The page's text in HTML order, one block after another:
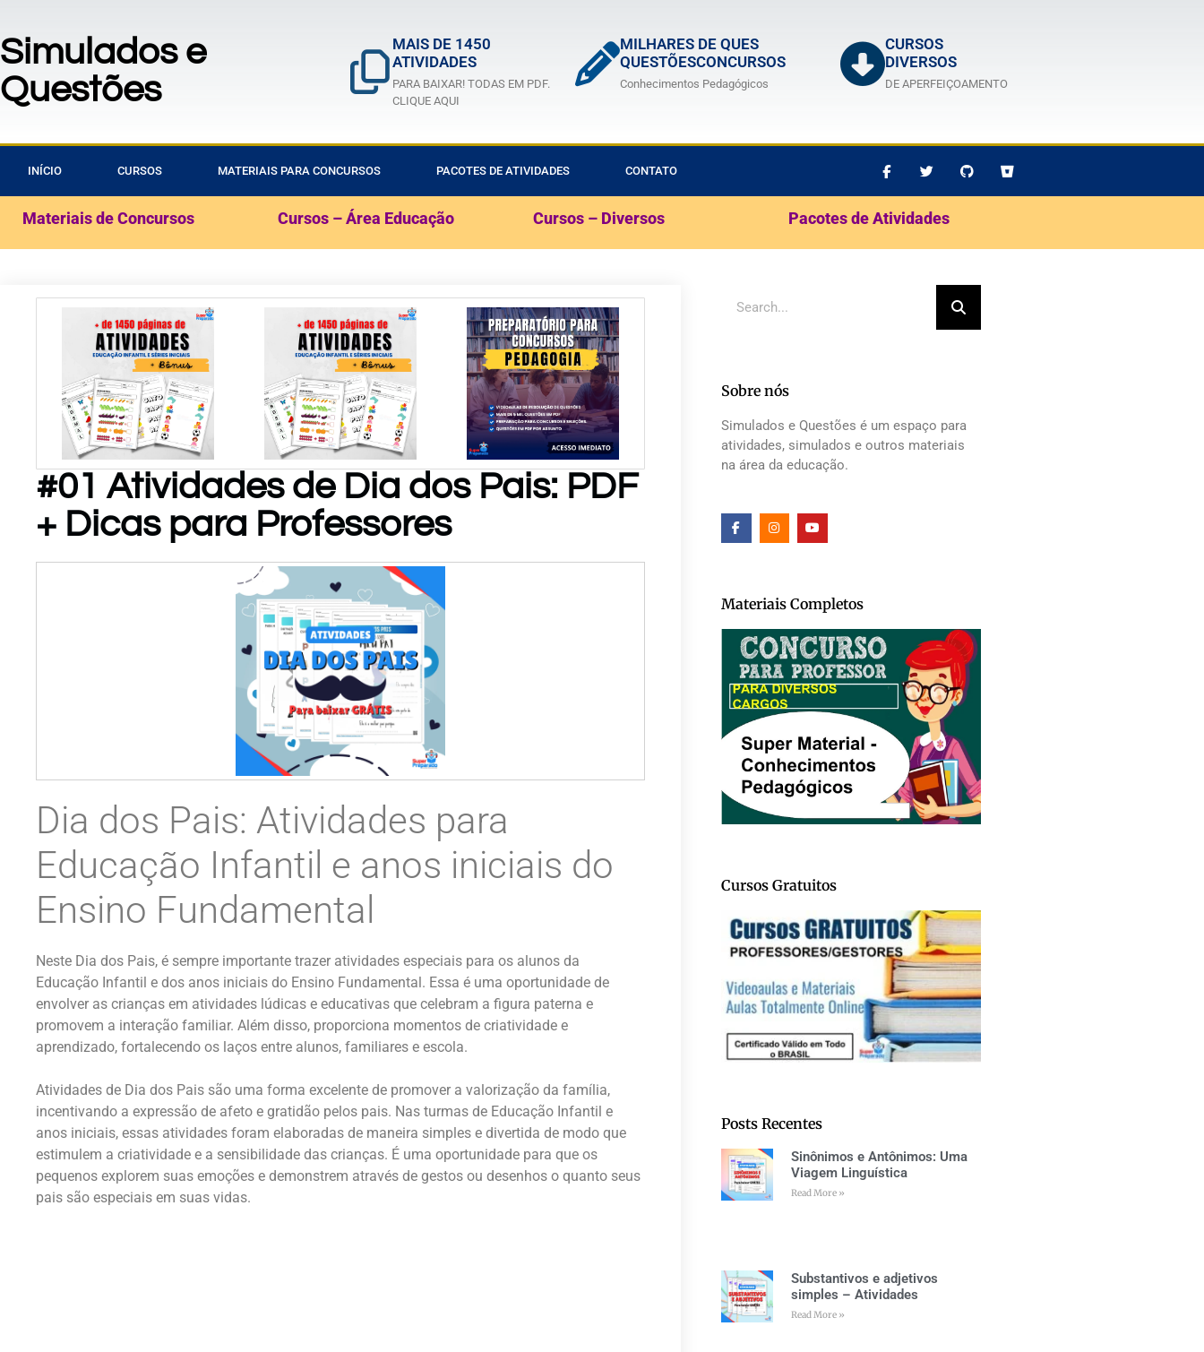
Simulados e
Questões
MAIS DE 1450
ATIVIDADES
PARA BAIXAR! TODAS EM PDF.
CLIQUE AQUI
MILHARES DE QUES
QUESTÕESCONCURSOS
Conhecimentos Pedagógicos
CURSOS
DIVERSOS
DE APERFEIÇOAMENTO
INÍCIO CURSOS MATERIAIS PARA CONCURSOS PACOTES DE ATIVIDADES CONTATO
Materiais de Concursos Cursos – Área Educação Cursos – Diversos Pacotes de Atividades
PARA
BAIXAR!
PARA
BAIXAR!
Atividades
de
Matemática
P/ Educ
Infantil
#01 Atividades de Dia dos Pais: PDF
+ Dicas para Professores
Dia dos Pais: Atividades para
Educação Infantil e anos iniciais do
Ensino Fundamental
Neste Dia dos Pais, é sempre importante trazer atividades especiais para os alunos da
Educação Infantil e dos anos iniciais do Ensino Fundamental. Essa é uma oportunidade de
envolver as crianças em atividades lúdicas e educativas que celebram a figura paterna e
promovem a interação familiar. Além disso, proporciona momentos de criatividade e
aprendizado, fortalecendo os laços entre alunos, familiares e escola.
Atividades de Dia dos Pais são uma forma excelente de promover a valorização da família,
incentivando a expressão de afeto e gratidão pelos pais. Nas turmas de Educação Infantil e
anos iniciais, essas atividades foram elaboradas de maneira simples e divertida de modo que
estimulem a criatividade e a sensibilidade das crianças. É uma oportunidade para que os
pequenos explorem suas emoções e demonstrem através de gestos ou desenhos o quanto seus
pais são especiais em suas vidas.
Sobre nós
Simulados e Questões é um espaço para
atividades, simulados e outros materiais
na área da educação.
Materiais Completos
Cursos Gratuitos
Posts Recentes
Sinônimos e Antônimos: Uma
Viagem Linguística
Read More »
Substantivos e adjetivos
simples – Atividades
Read More »